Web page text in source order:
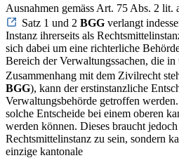
Ausnahmen gemäss Art. 75 Abs. 2 lit.
Satz 1 und 2 BGG verlangt
Instanz ihrerseits als
sich dabei um eine richterliche
Bereich der Verwaltungssachen, die in
Zusammenhang mit dem Zivilrecht
BGG), kann der erstinstanzliche
Verwaltungsbehörde getroffen
solche Entscheide bei einem oberen
werden können. Dieses braucht
Rechtsmittelinstanz zu sein, sondern
einzige kantonale